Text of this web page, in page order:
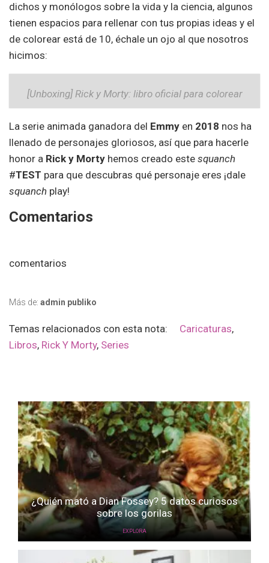
dichos y monólogos sobre la vida y la ciencia, algunos
tienen espacios para rellenar con tus propias ideas y el
de colorear está de 10, échale un ojo al que nosotros
hicimos:
[Unboxing] Rick y Morty: libro oficial para colorear
La serie animada ganadora del Emmy en 2018 nos ha
llenado de personajes gloriosos, así que para hacerle
honor a Rick y Morty hemos creado este squanch
#TEST para que descubras qué personaje eres ¡dale
squanch play!
Comentarios
comentarios
Más de: admin publiko
Temas relacionados con esta nota: Caricaturas,
Libros, Rick Y Morty, Series
¿Quién mató a Dian Fossey? 5 datos curiosos
sobre los gorilas
EXPLORA